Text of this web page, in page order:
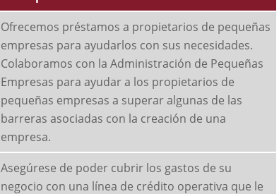
Ofrecemos préstamos a propietarios de pequeñas
empresas para ayudarlos con sus necesidades.
Colaboramos con la Administración de Pequeñas
Empresas para ayudar a los propietarios de
pequeñas empresas a superar algunas de las
barreras asociadas con la creación de una
empresa.
Asegúrese de poder cubrir los gastos de su
negocio con una línea de crédito operativa que le